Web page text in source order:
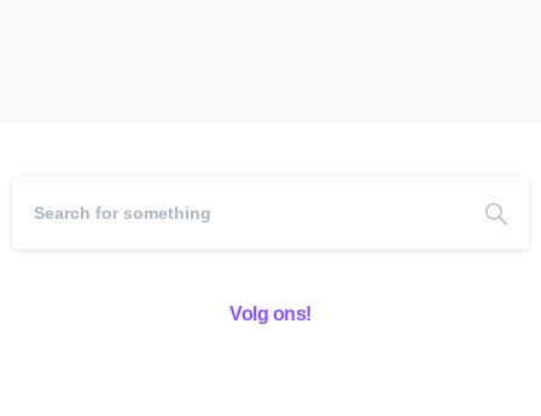
Volg ons!